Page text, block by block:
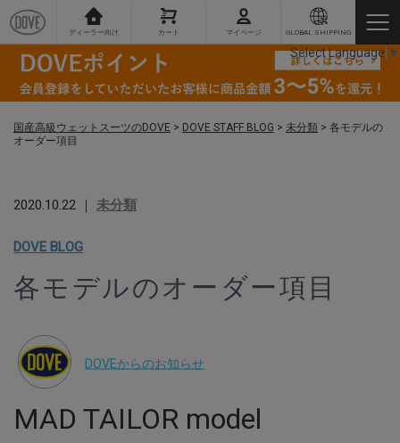
ディーラー向け カート マイページ GLOBAL SHIPPING
国産高級ウェットスーツのDOVE > DOVE STAFF BLOG > 未分類 > 各モデルの
オーダー項目
2020.10.22 ｜ 未分類
DOVE BLOG
各モデルのオーダー項目
DOVEからのお知らせ
MAD TAILOR model
Select Language ▼